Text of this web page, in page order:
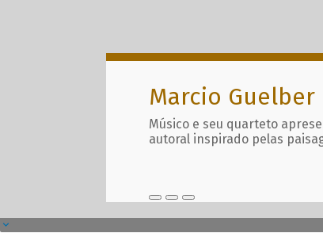
Marcio
Músico e seu quarteto
autoral inspirado pelas